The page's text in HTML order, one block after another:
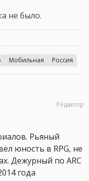
не было.
Мобильная Россия
Редактор
Рьяный
юность в RPG, не
Дежурный по ARC
года